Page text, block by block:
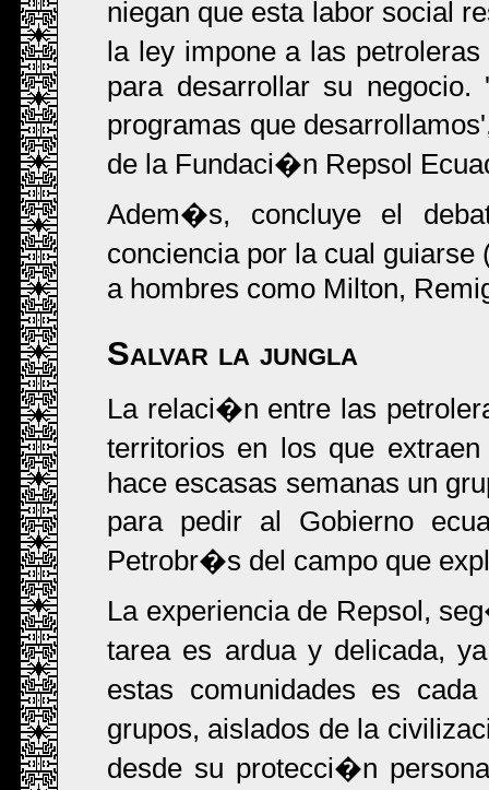
niegan que esta labor social
la ley impone a las
para desarrollar su
programas que
de la Fundaci�n Repsol
Adem�s, concluye el
conciencia por la cual
a hombres como Milton,
Salvar la jungla
La relaci�n entre las
territorios en los que
hace escasas semanas un
para pedir al Gobierno
Petrobr�s del campo que
La experiencia de Repsol,
tarea es ardua y delicada,
estas comunidades es
grupos, aislados de la
desde su protecci�n